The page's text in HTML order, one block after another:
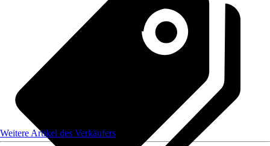
Weitere Artikel des Verkäufers